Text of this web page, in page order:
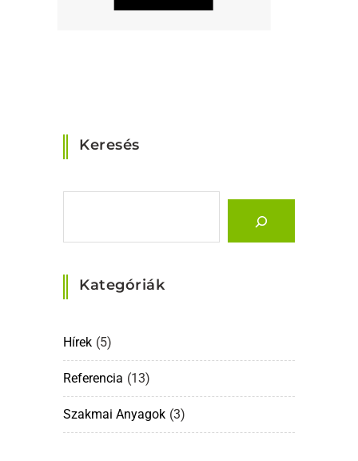
Keresés
Kategóriák
Hírek (5)
Referencia (13)
Szakmai Anyagok (3)